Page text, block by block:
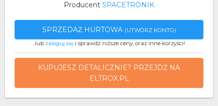
Producent SPACETRONIK
SPRZEDAŻ HURTOWA (UTWÓRZ KONTO)
..lub zaloguj się i sprawdź niższe ceny, oraz inne korzyści!
KUPUJESZ DETALICZNIE? PRZEJDŹ NA
ELTROX.PL